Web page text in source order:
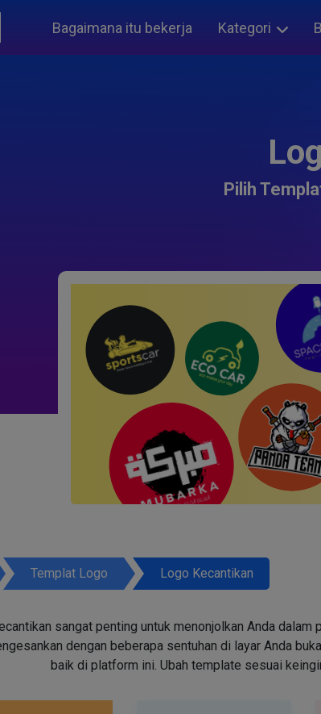
Bagaimana itu bekerja Kategori
Pilih
Templat Logo Logo Kecantikan
sangat penting untuk menonjolkan Anda
dengan beberapa sentuhan di layar Anda
baik di platform ini. Ubah template sesuai